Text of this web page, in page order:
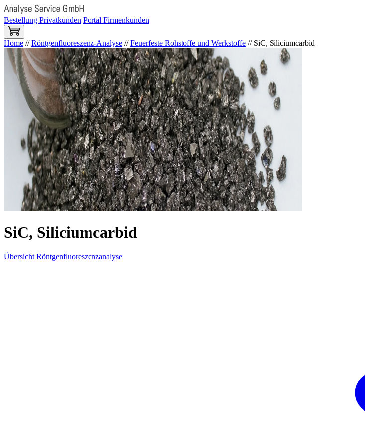
Bestellung Privatkunden Portal Firmenkunden
Home //Röntgenfluoreszenz-Analyse //Feuerfeste Rohstoffe und Werkstoffe // SiC, Siliciumcarbid
SiC, Siliciumcarbid
Übersicht Röntgenfluoreszenzanalyse